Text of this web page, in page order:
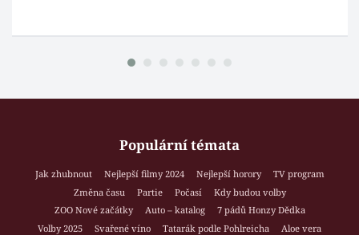
Populární témata
Jak zhubnout Nejlepší filmy 2024 Nejlepší horory
TV program
Změna času
Partie Počasí
Kdy budou volby
ZOO Nové začátky
Auto – katalog
7 pádů Honzy Dědka
Volby 2025
Svařené víno Tatarák podle Pohlreicha
Aloe vera